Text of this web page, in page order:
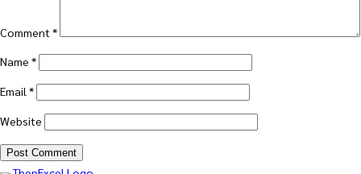
Comment *
Name *
Email *
Website